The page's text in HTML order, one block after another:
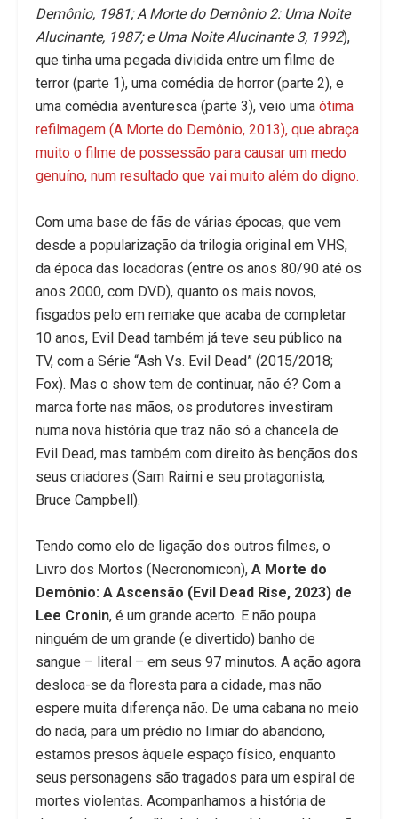
Demônio, 1981; A Morte do Demônio 2: Uma Noite
Alucinante, 1987; e Uma Noite Alucinante 3, 1992),
que tinha uma pegada dividida entre um filme de
terror (parte 1), uma comédia de horror (parte 2), e
uma comédia aventuresca (parte 3), veio uma ótima
refilmagem (A Morte do Demônio, 2013), que abraça
muito o filme de possessão para causar um medo
genuíno, num resultado que vai muito além do digno.
Com uma base de fãs de várias épocas, que vem
desde a popularização da trilogia original em VHS,
da época das locadoras (entre os anos 80/90 até os
anos 2000, com DVD), quanto os mais novos,
fisgados pelo em remake que acaba de completar
10 anos, Evil Dead também já teve seu público na
TV, com a Série “Ash Vs. Evil Dead” (2015/2018;
Fox). Mas o show tem de continuar, não é? Com a
marca forte nas mãos, os produtores investiram
numa nova história que traz não só a chancela de
Evil Dead, mas também com direito às bençãos dos
seus criadores (Sam Raimi e seu protagonista,
Bruce Campbell).
Tendo como elo de ligação dos outros filmes, o
Livro dos Mortos (Necronomicon), A Morte do
Demônio: A Ascensão (Evil Dead Rise, 2023) de
Lee Cronin, é um grande acerto. E não poupa
ninguém de um grande (e divertido) banho de
sangue – literal – em seus 97 minutos. A ação agora
desloca-se da floresta para a cidade, mas não
espere muita diferença não. De uma cabana no meio
do nada, para um prédio no limiar do abandono,
estamos presos àquele espaço físico, enquanto
seus personagens são tragados para um espiral de
mortes violentas. Acompanhamos a história de